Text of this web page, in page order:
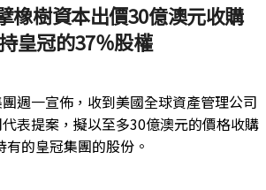
橡樹資本出價30億澳元收購
皇冠的37％股權
週一宣佈，收到美國全球資產管理公司
表提案，擬以至多30億澳元的價格收購
的皇冠集團的股份。